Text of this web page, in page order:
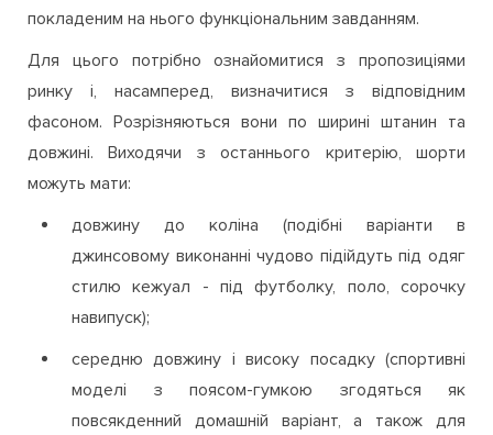
покладеним на нього функціональним завданням.
Для цього потрібно ознайомитися з пропозиціями
ринку і, насамперед, визначитися з відповідним
фасоном. Розрізняються вони по ширині штанин та
довжині. Виходячи з останнього критерію, шорти
можуть мати:
довжину до коліна (подібні варіанти в
джинсовому виконанні чудово підійдуть під одяг
стилю кежуал - під футболку, поло, сорочку
навипуск);
середню довжину і високу посадку (спортивні
моделі з поясом-гумкою згодяться як
повсякденний домашній варіант, а також для